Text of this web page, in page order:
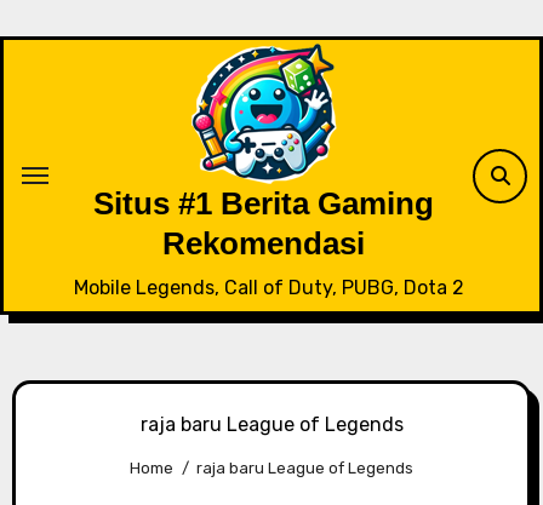
Situs #1 Berita Gaming
Rekomendasi
Mobile Legends, Call of Duty, PUBG, Dota 2
raja baru League of Legends
Home raja baru League of Legends